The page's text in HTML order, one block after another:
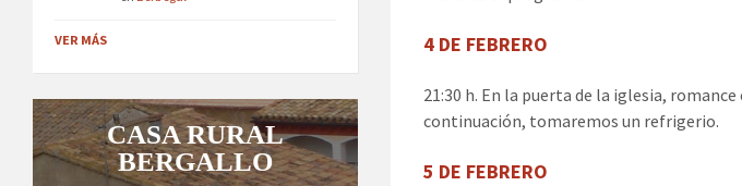
4 DE FEBRERO
21:30 h. En la puerta de la iglesia,
continuación, tomaremos un refrigerio.
5 DE FEBRERO
VER MÁS
CASA RURAL
BERGALLO